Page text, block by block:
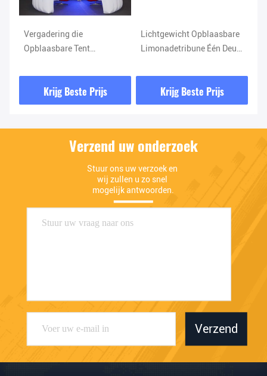
Vergadering die
Opblaasbare Tent
Veranderings bij
tussenpozen Kleuren
adverteren
Krijg Beste Prijs
Lichtgewicht Opblaasbare
Limonadetribune Één Deur
Met lange levensuur
Krijg Beste Prijs
Verzend uw onderzoek
Stuur ons uw verzoek en
wij zullen u zo snel
mogelijk antwoorden.
Verzend